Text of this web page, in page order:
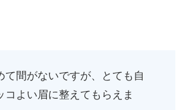
て間がないですが、とても自
コよい眉に整えてもらえま